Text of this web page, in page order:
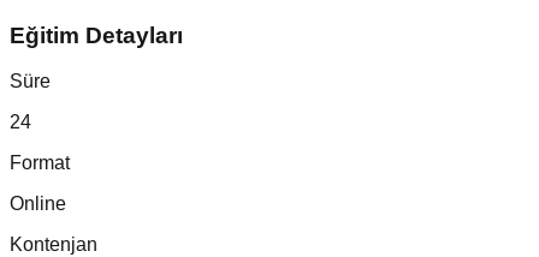
Eğitim Detayları
Süre
24
Format
Online
Kontenjan